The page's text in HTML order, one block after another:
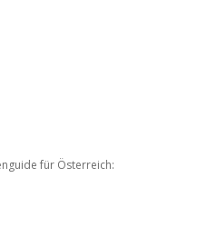
für Österreich: